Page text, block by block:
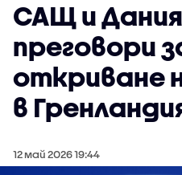
САЩ и
преговори
откриване
в
12 май 2026 19:44